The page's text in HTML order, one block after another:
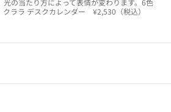
の当たり方によって表情が変わります。6色
ララ デスクカレンダー　¥2,530（税込）